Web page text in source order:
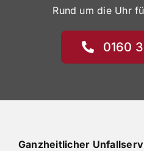
Rund um die Uhr
0160
Ganzheitlicher